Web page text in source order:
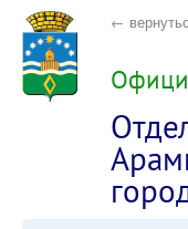
←
округа